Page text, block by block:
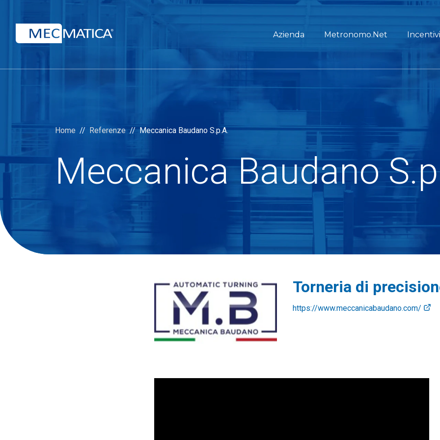
Azienda Metronomo.Net
Home Referenze Meccanica Baudano S.p.A.
Meccanica Baudano
Torneria di
https://www.meccanicabaudano.com/